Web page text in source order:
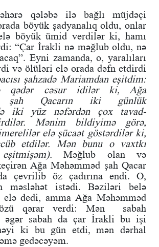
qələbə ilə bağlı müjdəçi
böyük şadyanalıq oldu, onlar
böyük ümid verdilər ki, hamı
“Çar İrakli nə məğlub oldu, nə
Eyni zamanda, o, yaralıları
və ölüləri elə orada dəfn etdirdi
şahzadə Mariamdan eşitdim:
qədər cəsur idilər ki, Ağa
şah Qacarın iki günlük
iki yüz nəfərdən çox tavad-
Mənim bildiyimə görə,
elə şücaət göstərdilər ki,
etdilər. Mən bunu o vaxtkı
Məğlub olan və
Ağa Məhəmməd şah Qacar
çevrilib öz çadırına endi. O,
məsləhət istədi. Bəziləri belə
dedi, amma Ağa Məhəmməd
qərar verdi: Mən sabah
əgər sabah da çar İrakli bu işi
ki bu gün etdi, mən dərhal
gedəcəyəm.